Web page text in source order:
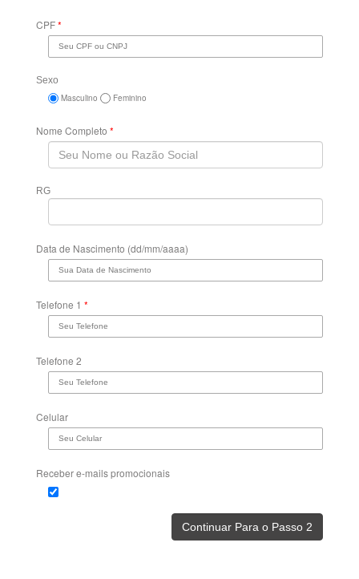
CPF*
Sexo
Masculino
Feminino
Nome Completo *
RG
Data de Nascimento (dd/mm/aaaa)
Telefone 1 *
Telefone 2
Celular
Receber e-mails promocionais